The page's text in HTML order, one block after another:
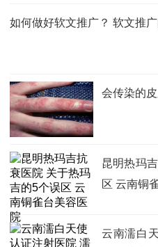
如何做好软文推广？ 软文推
会传染的
昆明热玛
区 云南铜
云南濡白